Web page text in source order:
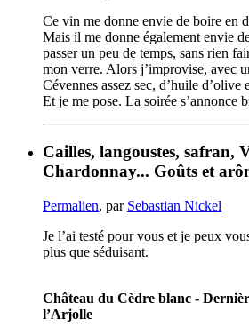
Ce vin me donne envie de boire en
Mais il me donne également envie
passer un peu de temps, sans rien
mon verre. Alors j’improvise, avec
Cévennes assez sec, d’huile d’olive
Et je me pose. La soirée s’annonce
Cailles, langoustes, safran,
Chardonnay... Goûts et
Permalien, par Sebastian Nickel
Je l’ai testé pour vous et je peux
plus que séduisant.
Château du Cèdre blanc -
l’Arjolle